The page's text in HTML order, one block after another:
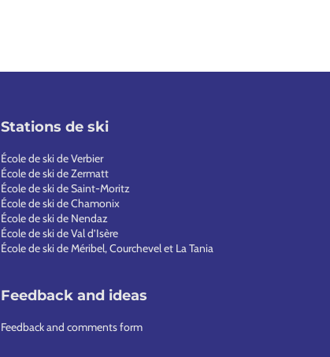
Stations de ski
École de ski de Verbier
École de ski de Zermatt
École de ski de Saint-Moritz
École de ski de Chamonix
École de ski de Nendaz
École de ski de Val d’Isère
École de ski de Méribel, Courchevel et La Tania
Feedback and ideas
Feedback and comments form